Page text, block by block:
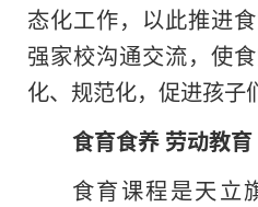
态化工作，以此推进
强家校沟通交流，使
化、规范化，促进孩子
食育食养劳动教育
食育课程是天立